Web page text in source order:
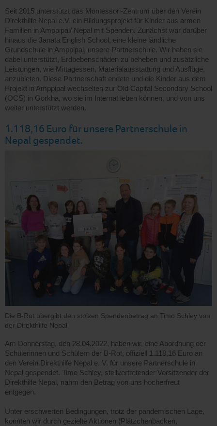
Seit 2015 unterstützt das Montessori-Zentrum über den Verein
Direkthilfe Nepal e.V. ein Bildungsprojekt für Kinder aus armen
Familien in Amppipal/ Nepal mit Spenden. Zunächst war darüber
hinaus die Janata English School, eine kleine ländliche
Grundschule in Amppipal, unsere Partnerschule. Wir haben sie
dabei unterstützt, Erdbebenschäden zu beheben und zusätzliche
Leistungen, wie Mittagessen, Materialausstattung und Ausflüge,
anzubieten. Diese Partnerschaft endete und die Kinder aus dem
Projekt in Amppipal wechselten zur Old Capital Secondary School
(OCS) in Gorkha, wo sie im Internat leben können, und von uns
weiter unterstützt werden.
1.118,16 Euro für unsere Partnerschule in
Nepal gespendet.
Die B-Rot übergibt den stolzen Spendenbetrag an Timo Schley von
der Direkthilfe Nepal
Am Donnerstag, den 28.04.2022, haben wir, eine Abordnung der
Schülerinnen und Schülern der B-Rot, offiziell 1.118,16 Euro an
den Verein Direkthilfe Nepal e. V. für unsere Partnerschule in
Nepal gespendet. Timo Schley, stellvertretender Vorsitzender der
Direkthilfe Nepal, nahm den Betrag von uns hocherfreut
entgegen.
Unter erschwerten Bedingungen, trotz der pandemischen Lage,
konnten wir durch gezielte Aktionen (Plätzchenbacken,